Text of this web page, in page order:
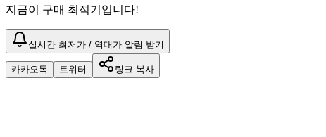
지금이 구매 최적기입니다!
실시간 최저가 / 역대가 알림 받기
카카오톡 트위터 링크 복사